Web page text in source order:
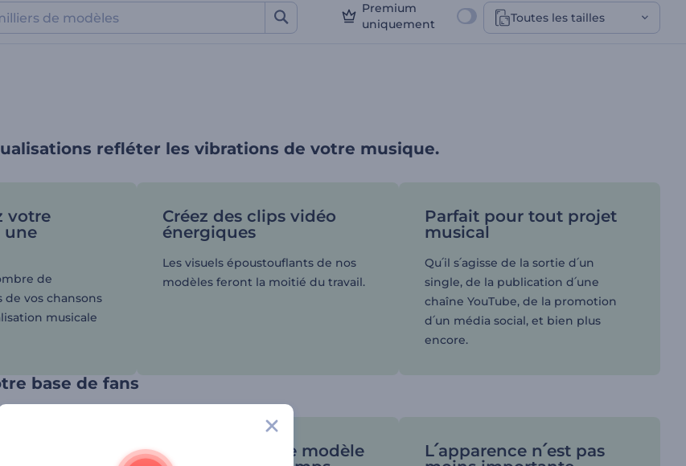
Premium
uniquement
Toutes les tailles
refléter les vibrations de votre musique.
votre
une
de
vos chansons
musicale
Créez des clips vidéo
énergiques
Les visuels époustouflants de nos
modèles feront la moitié du travail.
Parfait pour tout projet
musical
Qu՛il s՛agisse de la sortie d՛un
single, de la publication d՛une
chaîne YouTube, de la promotion
d՛un média social, et bien plus
encore.
base de fans
que votre
Personnalisez le modèle
L՛apparence n՛est pas